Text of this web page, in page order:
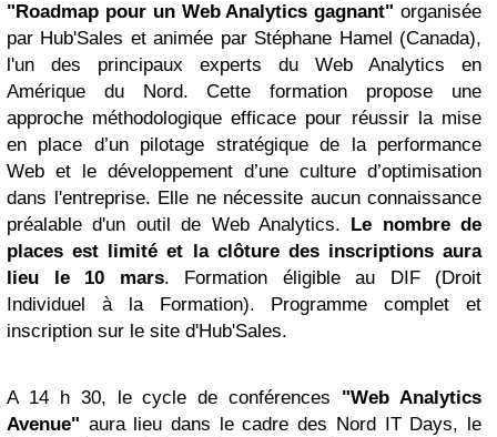
"Roadmap pour un Web Analytics gagnant" organisée
par Hub'Sales et animée par Stéphane Hamel (Canada),
l'un des principaux experts du Web Analytics en
Amérique du Nord. Cette formation propose une
approche méthodologique efficace pour réussir la mise
en place d’un pilotage stratégique de la performance
Web et le développement d’une culture d’optimisation
dans l'entreprise. Elle ne nécessite aucun connaissance
préalable d'un outil de Web Analytics. Le nombre de
places est limité et la clôture des inscriptions aura
lieu le 10 mars. Formation éligible au DIF (Droit
Individuel à la Formation). Programme complet et
inscription sur le site d'Hub'Sales.
A 14 h 30, le cycle de conférences "Web Analytics
Avenue" aura lieu dans le cadre des Nord IT Days, le